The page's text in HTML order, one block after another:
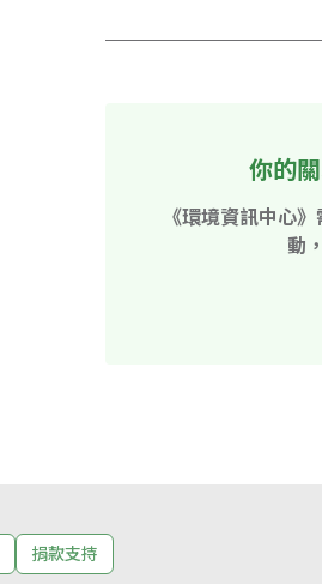
你的
《環境資訊中心
動
捐款支持